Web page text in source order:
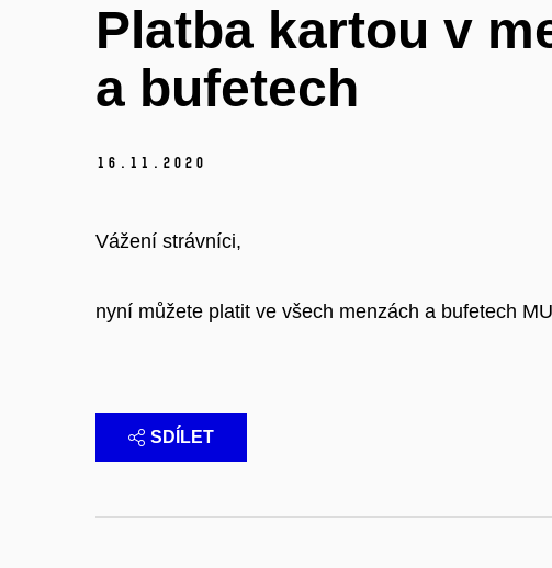
Platba kartou v
a bufetech
16. 11. 2020
Vážení strávníci,
nyní můžete platit ve všech menzách a bufetech
SDÍLET